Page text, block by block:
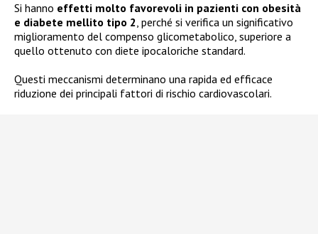
Si hanno effetti molto favorevoli in pazienti con obesità
e diabete mellito tipo 2, perché si verifica un significativo
miglioramento del compenso glicometabolico, superiore a
quello ottenuto con diete ipocaloriche standard.
Questi meccanismi determinano una rapida ed efficace
riduzione dei principali fattori di rischio cardiovascolari.